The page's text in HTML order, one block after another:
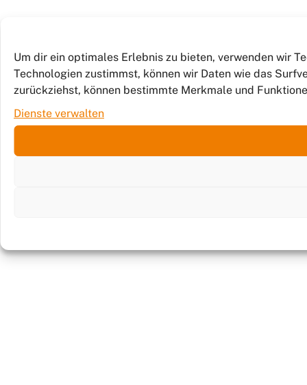
Um dir ein optimales Erlebnis zu bieten, verwenden wir
Technologien zustimmst, können wir Daten wie das
zurückziehst, können bestimmte Merkmale und
Dienste verwalten